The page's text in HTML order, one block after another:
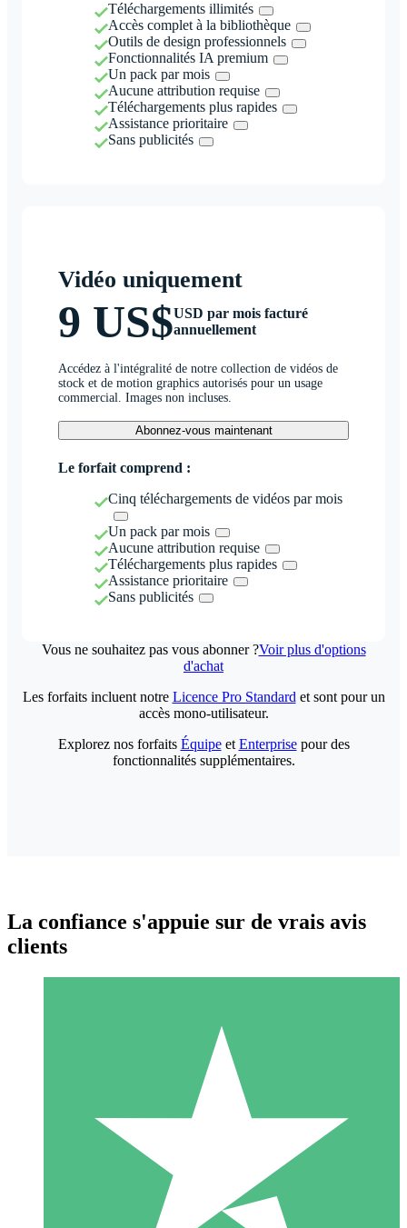
Téléchargements illimités
Accès complet à la bibliothèque
Outils de design professionnels
Fonctionnalités IA premium
Un pack par mois
Aucune attribution requise
Téléchargements plus rapides
Assistance prioritaire
Sans publicités
Vidéo uniquement
9 US$USD par mois facturé
annuellement
Accédez à l'intégralité de notre collection de vidéos de
stock et de motion graphics autorisés pour un usage
commercial. Images non incluses.
Abonnez-vous maintenant
Le forfait comprend :
Cinq téléchargements de vidéos par mois
Un pack par mois
Aucune attribution requise
Téléchargements plus rapides
Assistance prioritaire
Sans publicités
Vous ne souhaitez pas vous abonner ?Voir plus d'options
d'achat
Packs de Crédits Individuels
Payez à l'utilisation avec des crédits de téléchargement. Sans
1 Téléchargement
10 00
Les forfaits incluent notre Licence Pro Standard et sont pour un
accès mono-utilisateur.
Explorez nos forfaits Équipeet Enterprisepour des
fonctionnalités supplémentaires.
La confiance s'appuie sur de vrais avis
clients